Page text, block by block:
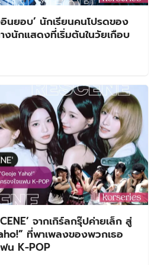
นยอบ’ นักเรียนคนโปรดของ
งนักแสดงที่เริ่มต้นในวัยเกือบ
จากเกิร์ลกรุ๊ปค่ายเล็ก สู่
ที่พาเพลงของพวกเธอ
น K-POP